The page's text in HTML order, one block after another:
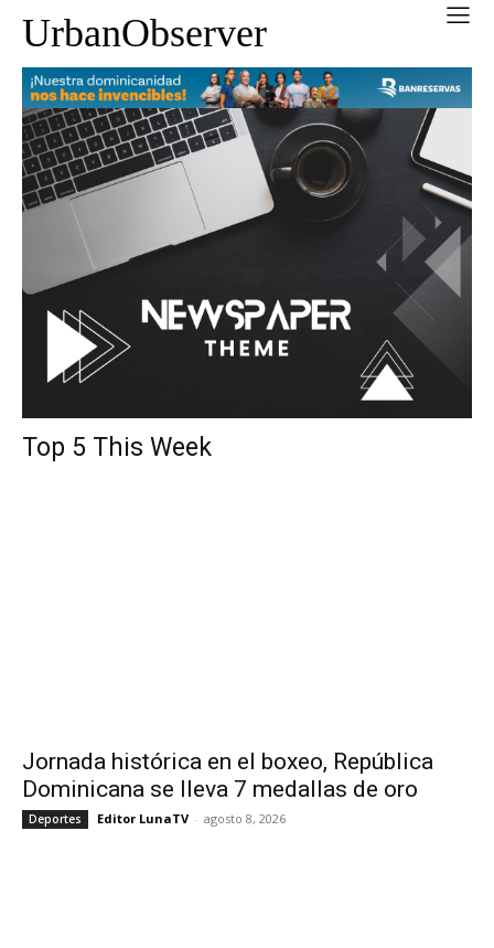
UrbanObserver
Top 5 This Week
Jornada histórica en el boxeo, República
Dominicana se lleva 7 medallas de oro
Deportes Editor LunaTV - agosto 8, 2026